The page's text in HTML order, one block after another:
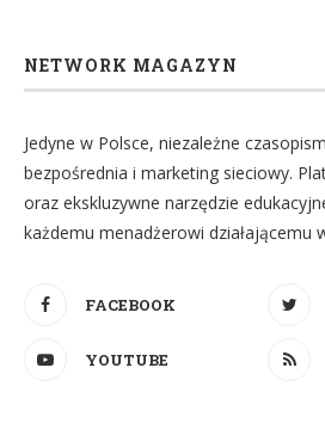
NETWORK MAGAZYN
Jedyne w Polsce, niezależne
bezpośrednia i marketing sieciowy.
oraz ekskluzywne narzędzie
każdemu menadżerowi działającemu
FACEBOOK
YOUTUBE